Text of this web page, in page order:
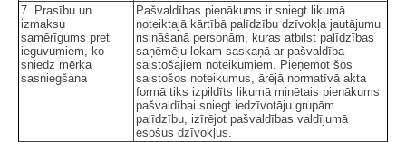
7. Prasību un
izmaksu
samērīgums pret
ieguvumiem, ko
sniedz mērķa
sasniegšana
Pašvaldības pienākums ir sniegt likumā
noteiktajā kārtībā palīdzību dzīvokļa jautājumu
risināšanā personām, kuras atbilst palīdzības
saņēmēju lokam saskaņā ar pašvaldība
saistošajiem noteikumiem. Pieņemot šos
saistošos noteikumus, ārējā normatīvā akta
formā tiks izpildīts likumā minētais pienākums
pašvaldībai sniegt iedzīvotāju grupām
palīdzību, izīrējot pašvaldības valdījumā
esošus dzīvokļus.